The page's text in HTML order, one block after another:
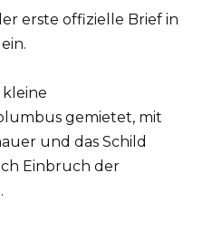
erste offizielle Brief in
gemietet, mit
und das Schild
Einbruch der